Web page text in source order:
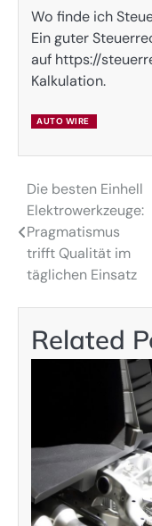
Wo finde ich
Ein guter
auf https://
Kalkulation.
AUTO WIRE
Post
navigation
Die besten Einhell
Elektrowerkzeuge:
Pragmatismus
trifft Qualität im
täglichen Einsatz
Related